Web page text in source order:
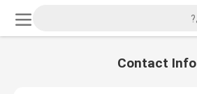
Contact Info